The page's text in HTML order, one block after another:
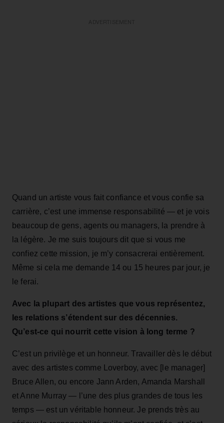
Quand un artiste vous fait confiance et vous confie sa
carrière, c’est une immense responsabilité — et je vois
beaucoup de gens, agents ou managers, la prendre à
la légère. Je me suis toujours dit que si vous me
confiez cette mission, je m’y consacrerai entièrement.
Même si cela me demande 14 ou 15 heures par jour, je
le ferai.
Avec la plupart des artistes que vous représentez,
les relations s’étendent sur des décennies.
Qu’est‑ce qui nourrit cette vision à long terme ?
C’est un privilège et un honneur. Travailler dès le début
avec des artistes comme Loverboy, avec [le manager]
Bruce Allen, ou encore Jann Arden, Amanda Marshall
et Anne Murray — l’une des plus grandes de tous les
temps — est un véritable honneur. Je prends très au